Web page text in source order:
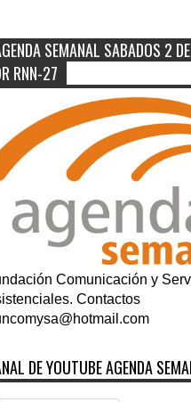
SEMANAL SABADOS 2
RNN-27
Comunicación y
Contactos
DE YOUTUBE AGENDA